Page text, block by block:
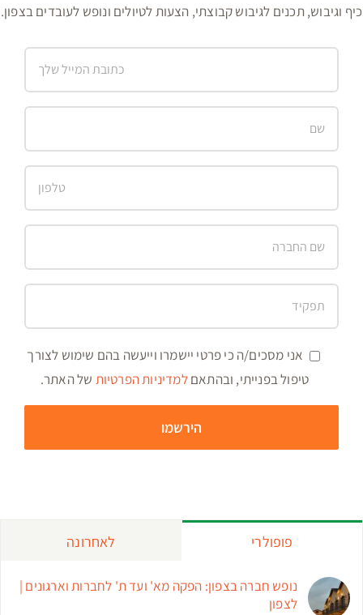
כיף וגיבוש, תכנים לגיבוש קבוצתי, הצעות לטיולים ונופש לעובדים בצפון.
אני מסכים/ה כי פרטי יישמרו וייעשה בהם שימוש לצורך
טיפול בפנייתי, ובהתאםלמדיניות הפרטיות של האתר.
פופולרי לאחרונה
נופש חברה בצפון: הפקה מא' ועד ת' לחברות וארגונים |
לצפון